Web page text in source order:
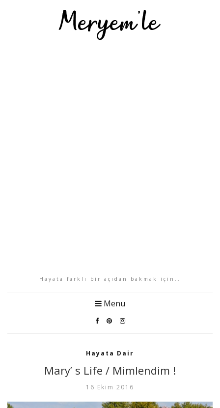
Hayata farklı bir açıdan bakmak için…
Menu
Hayata Dair
Mary’ s Life / Mimlendim !
16 Ekim 2016